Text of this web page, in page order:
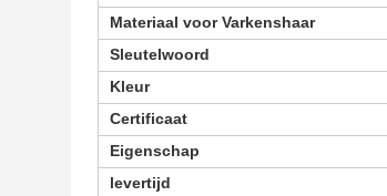
Materiaal voor Varkenshaar
Sleutelwoord
Kleur
Certificaat
Eigenschap
levertijd